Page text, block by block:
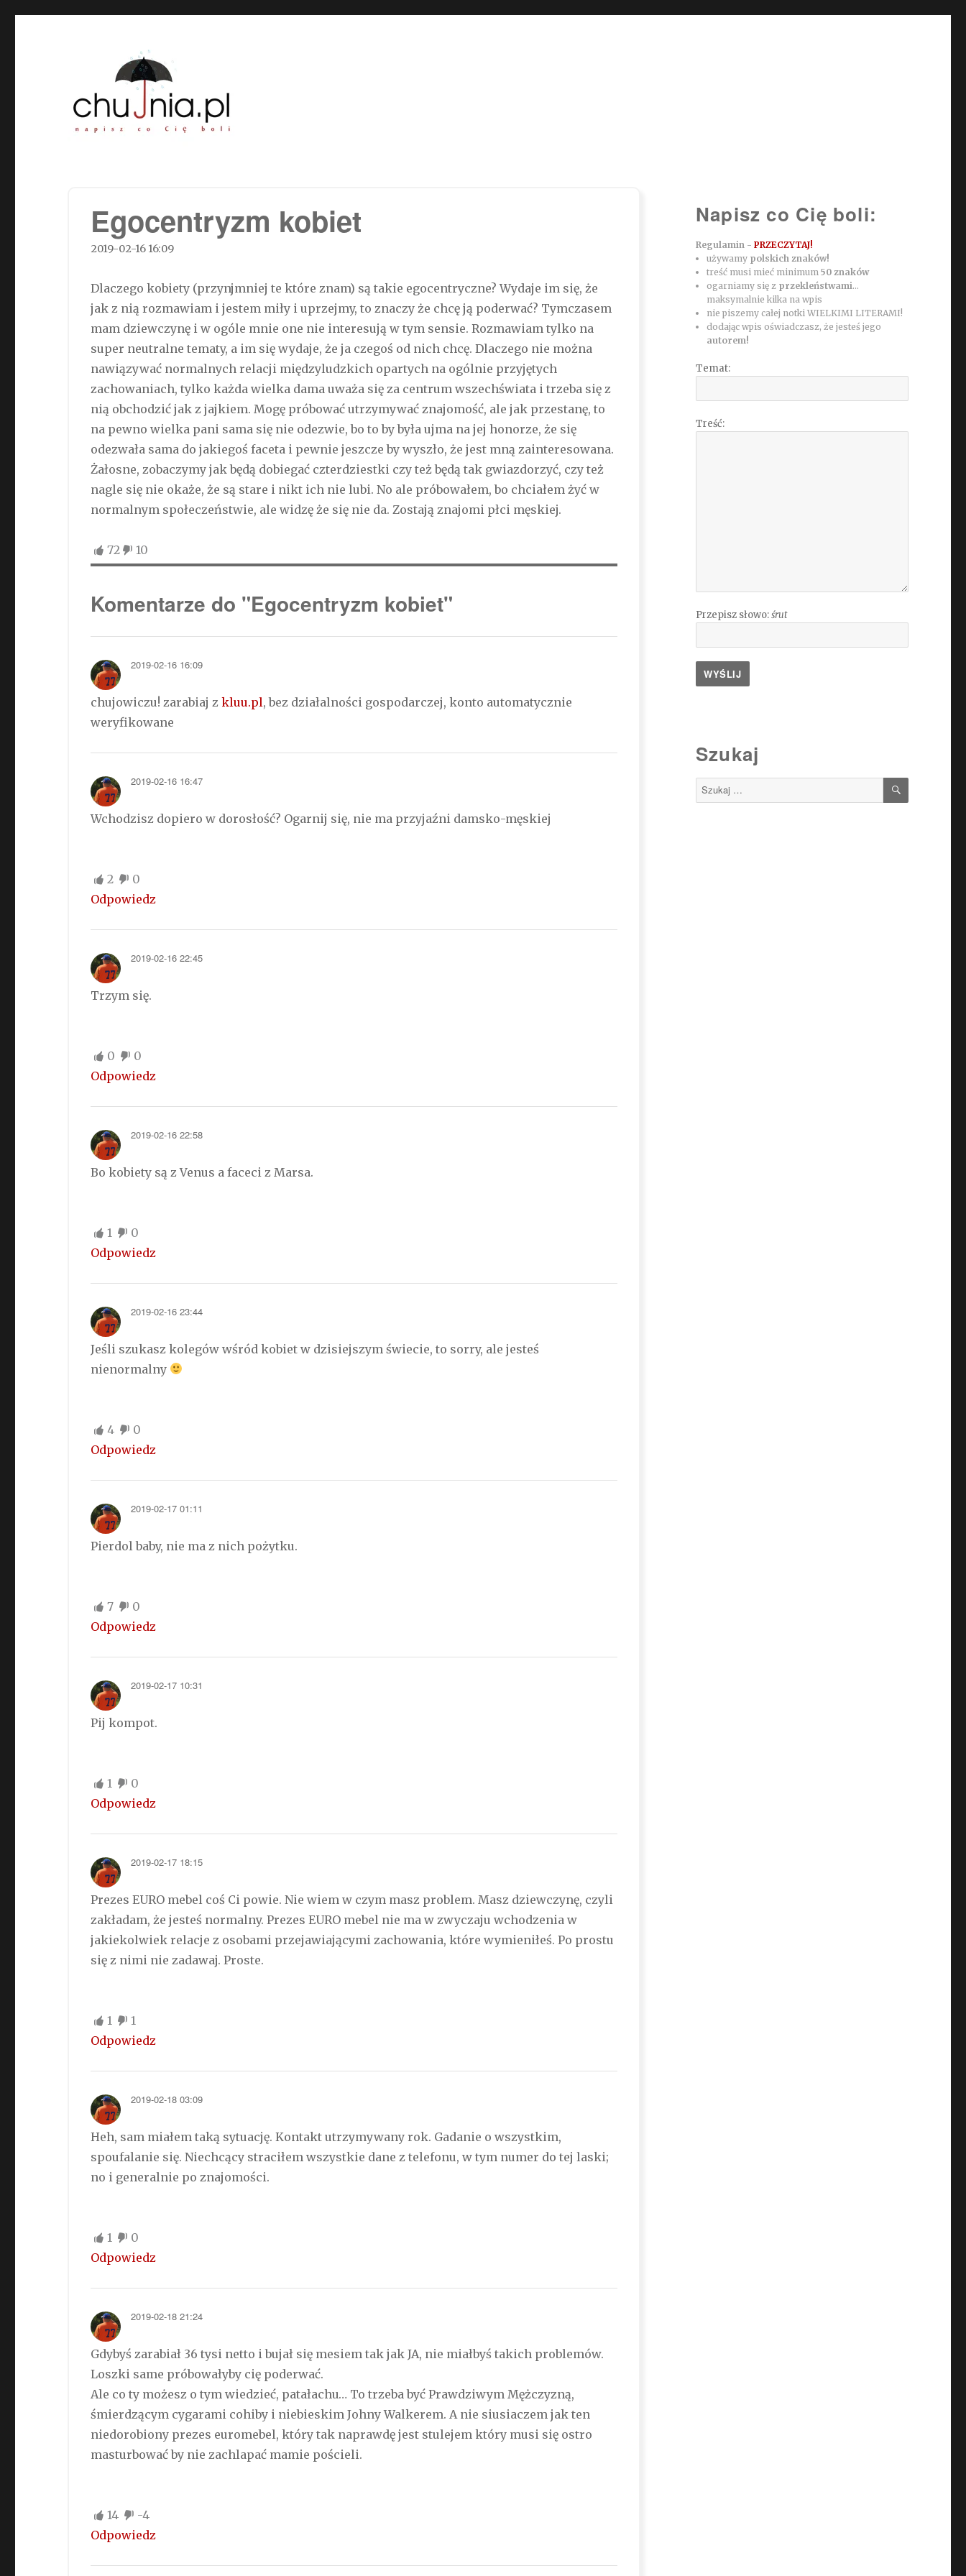
Egocentryzm kobiet
2019-02-16 16:09
Dlaczego kobiety (przynjmniej te które znam) są takie egocentryczne? Wydaje im się, że
jak z nią rozmawiam i jestem miły i uprzejmy, to znaczy że chcę ją poderwać? Tymczasem
mam dziewczynę i w ogóle mnie one nie interesują w tym sensie. Rozmawiam tylko na
super neutralne tematy, a im się wydaje, że ja czegoś od nich chcę. Dlaczego nie można
nawiązywać normalnych relacji międzyludzkich opartych na ogólnie przyjętych
zachowaniach, tylko każda wielka dama uważa się za centrum wszechświata i trzeba się z
nią obchodzić jak z jajkiem. Mogę próbować utrzymywać znajomość, ale jak przestanę, to
na pewno wielka pani sama się nie odezwie, bo to by była ujma na jej honorze, że się
odezwała sama do jakiegoś faceta i pewnie jeszcze by wyszło, że jest mną zainteresowana.
Żałosne, zobaczymy jak będą dobiegać czterdziestki czy też będą tak gwiazdorzyć, czy też
nagle się nie okaże, że są stare i nikt ich nie lubi. No ale próbowałem, bo chciałem żyć w
normalnym społeczeństwie, ale widzę że się nie da. Zostają znajomi płci męskiej.
72 10
Komentarze do "Egocentryzm kobiet"
2019-02-16 16:09
chujowiczu! zarabiaj zkluu.pl, bez działalności gospodarczej, konto automatycznie
weryfikowane
2019-02-16 16:47
Wchodzisz dopiero w dorosłość? Ogarnij się, nie ma przyjaźni damsko-męskiej
2
0
Odpowiedz
2019-02-16 22:45
Trzym się.
0
0
Odpowiedz
2019-02-16 22:58
Bo kobiety są z Venus a faceci z Marsa.
1
0
Odpowiedz
2019-02-16 23:44
Jeśli szukasz kolegów wśród kobiet w dzisiejszym świecie, to sorry, ale jesteś
nienormalny
4
0
Odpowiedz
2019-02-17 01:11
Pierdol baby, nie ma z nich pożytku.
7
0
Odpowiedz
2019-02-17 10:31
Pij kompot.
1
0
Odpowiedz
2019-02-17 18:15
Prezes EURO mebel coś Ci powie. Nie wiem w czym masz problem. Masz dziewczynę, czyli
zakładam, że jesteś normalny. Prezes EURO mebel nie ma w zwyczaju wchodzenia w
jakiekolwiek relacje z osobami przejawiającymi zachowania, które wymieniłeś. Po prostu
się z nimi nie zadawaj. Proste.
1
1
Odpowiedz
2019-02-18 03:09
Heh, sam miałem taką sytuację. Kontakt utrzymywany rok. Gadanie o wszystkim,
spoufalanie się. Niechcący straciłem wszystkie dane z telefonu, w tym numer do tej laski;
no i generalnie po znajomości.
1
0
Odpowiedz
2019-02-18 21:24
Gdybyś zarabiał 36 tysi netto i bujał się mesiem tak jak JA, nie miałbyś takich problemów.
Loszki same próbowałyby cię poderwać.
Ale co ty możesz o tym wiedzieć, patałachu… To trzeba być Prawdziwym Mężczyzną,
śmierdzącym cygarami cohiby i niebieskim Johny Walkerem. A nie siusiaczem jak ten
niedorobiony prezes euromebel, który tak naprawdę jest stulejem który musi się ostro
masturbować by nie zachlapać mamie pościeli.
14
-4
Odpowiedz
Napisz co Cię boli:
Regulamin - PRZECZYTAJ!
używamy polskich znaków!
treść musi mieć minimum 50 znaków
ogarniamy się z przekleństwami...
maksymalnie kilka na wpis
nie piszemy całej notki WIELKIMI LITERAMI!
dodając wpis oświadczasz, że jesteś jego
autorem!
Temat:
Treść:
Przepisz słowo:śrut
Szukaj
Szukaj: SZUKAJ